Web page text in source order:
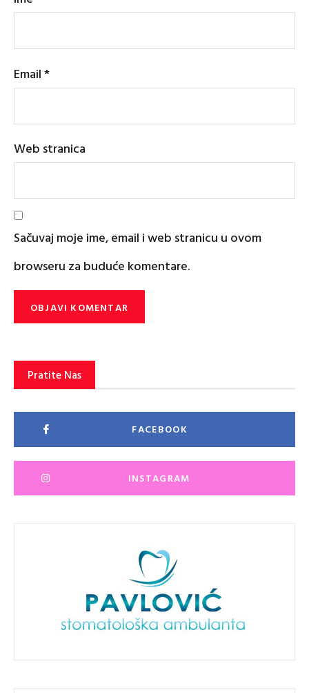
Email*
Web stranica
Sačuvaj moje ime, email i web stranicu u ovom
browseru za buduće komentare.
Pratite Nas
FACEBOOK
INSTAGRAM